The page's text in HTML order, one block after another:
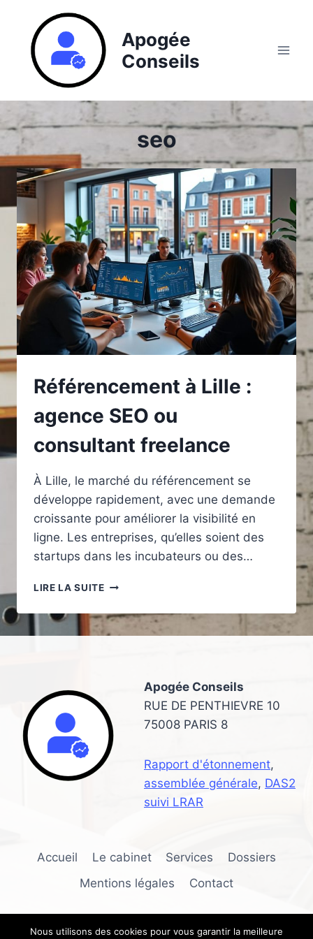
contenu
Apogée
Conseils
seo
Référencement à Lille :
agence SEO ou
consultant freelance
À Lille, le marché du référencement se
développe rapidement, avec une demande
croissante pour améliorer la visibilité en
ligne. Les entreprises, qu’elles soient des
startups dans les incubateurs ou des…
LIRE LA SUITERÉFÉRENCEMENT
LILLE
CONSULTANT
FREELANCE
Apogée Conseils
RUE DE PENTHIEVRE 10
75008 PARIS 8
Rapport d'étonnement,
assemblée générale, DAS2
suivi LRAR
Accueil Le cabinet Services
Dossiers
Mentions légales
Contact
Nous utilisons des cookies pour vous garantir la meilleure